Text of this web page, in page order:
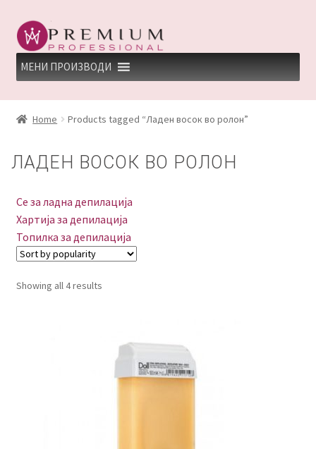
Skip
to
navigation
Skip
to
content
МЕНИ ПРОИЗВОДИ
HOME
REFUND AND RETURNS POLICY
ДЕПИЛАЦИЈА
КЕРАТИНСКИ ТРЕМАН BY KYANA QUEEN
НАШИ БРЕНДОВИ ЗА КОЗМЕТИКА И ФРИЗЕРАЈ
Home Products tagged “Ладен восок во ролон”
ЛАДЕН ВОСОК ВО РОЛОН
Се за ладна депилација
Хартија за депилација
Топилка за депилација
Showing all 4 results